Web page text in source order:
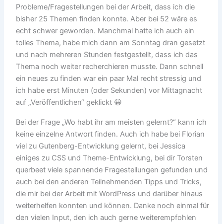
Probleme/Fragestellungen bei der Arbeit, dass ich die
bisher 25 Themen finden konnte. Aber bei 52 wäre es
echt schwer geworden. Manchmal hatte ich auch ein
tolles Thema, habe mich dann am Sonntag dran gesetzt
und nach mehreren Stunden festgestellt, dass ich das
Thema noch weiter recherchieren musste. Dann schnell
ein neues zu finden war ein paar Mal recht stressig und
ich habe erst Minuten (oder Sekunden) vor Mittagnacht
auf „Veröffentlichen“ geklickt 😀
Bei der Frage „Wo habt ihr am meisten gelernt?“ kann ich
keine einzelne Antwort finden. Auch ich habe bei Florian
viel zu Gutenberg-Entwicklung gelernt, bei Jessica
einiges zu CSS und Theme-Entwicklung, bei dir Torsten
querbeet viele spannende Fragestellungen gefunden und
auch bei den anderen Teilnehmenden Tipps und Tricks,
die mir bei der Arbeit mit WordPress und darüber hinaus
weiterhelfen konnten und können. Danke noch einmal für
den vielen Input, den ich auch gerne weiterempfohlen